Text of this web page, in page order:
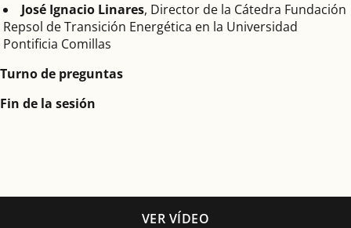
José Ignacio Linares, Director de la Cátedra Fundación
Repsol de Transición Energética en la Universidad
Pontificia Comillas
Turno de preguntas
Fin de la sesión
VER VÍDEO